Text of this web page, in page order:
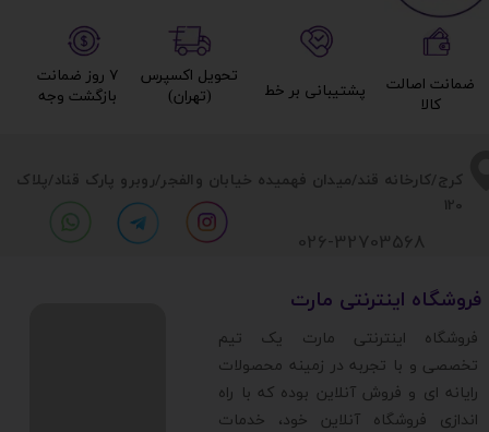
​​کرج/کارخانه قند/میدان فهمیده خیابان والفجر/روبرو پارک قناد/پلاک
120
​فروشگاه اینترنتی مارت
​فروشگاه اینترنتی مارت یک تیم
تخصصی و با تجربه در زمینه محصولات
رایانه ای و فروش آنلاین بوده که با راه
اندازی فروشگاه آنلاین خود، خدمات
026-32703568
۷ روز ضمانت
بازگشت وجه​​​​​​​
تحویل اکسپرس
(تهران)​​​​​​​
پشتیبانی بر خط​​​​​​​
ضمانت اصالت
کالا​​​​​​​